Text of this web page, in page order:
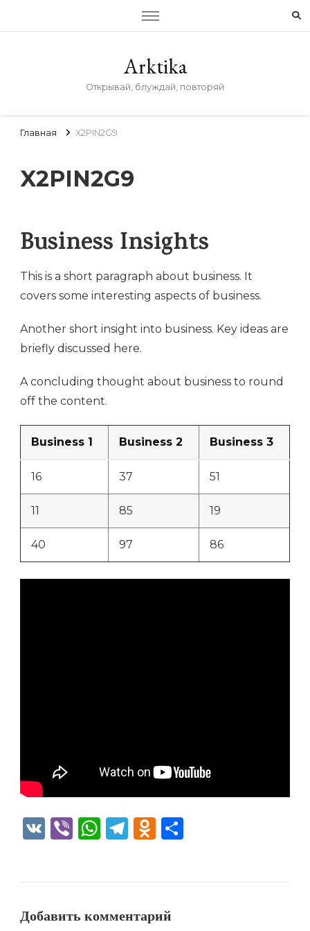
Arktika
Открывай, блуждай, повторяй
Главная X2PIN2G9
X2PIN2G9
Business Insights
This is a short paragraph about business. It
covers some interesting aspects of business.
Another short insight into business. Key ideas are
briefly discussed here.
A concluding thought about business to round
off the content.
Business 1 Business 2 Business 3
16 37 51
11 85 19
40 97 86
VK ViberWhatsApp
Telegram
Odnoklassniki
Добавить комментарий